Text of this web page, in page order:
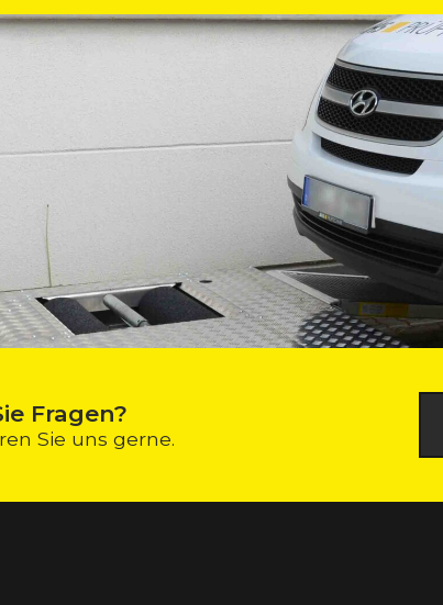
Fragen?
Sie uns gerne.